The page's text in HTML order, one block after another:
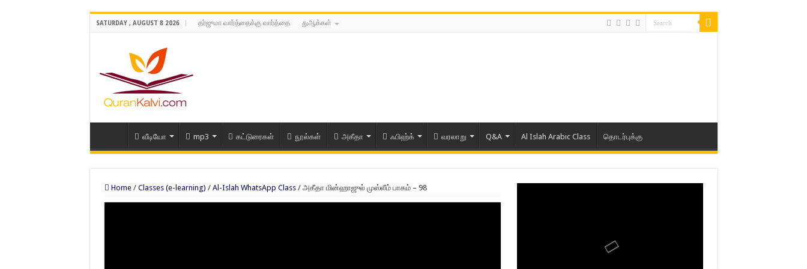
SATURDAY , AUGUST 8 2026 தர்ஜுமா வார்த்தைக்கு வார்த்தை துஆக்கள்
வீடியோ mp3 கட்டுரைகள் நூல்கள் அகீதா ஃபிஹ்க் வரலாறு Q&A Al Islah Arabic Class தொடர்புக்கு
Home / Classes (e-learning) / Al-Islah WhatsApp Class / அகீதா மின்ஹாஜுல் முஸ்லீம் பாகம் – 98